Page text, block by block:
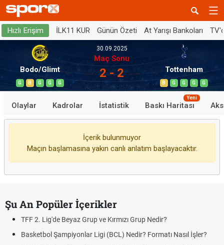
Hızlı Erişim İLK11 KUR Günün Özeti At Yarışı Bankoları
Bodo/Glimt
G B G G G
30.09.2025
Maç Sonu
2 - 2 Tottenham
B G G G G
Olaylar Kadrolar İstatistik Baskı Haritası
Yeni
İçerik bulunmuyor
Maçın başlamasına yakın canlı anlatım başlayacaktır.
Şu An Popüler İçerikler
TFF 2. Lig'de Beyaz Grup ve Kırmızı Grup Nedir?
Basketbol Şampiyonlar Ligi (BCL) Nedir? Formatı Nasıl İşler?